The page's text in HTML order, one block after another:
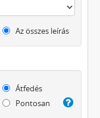
Az összes leírás
Átfedés
Pontosan